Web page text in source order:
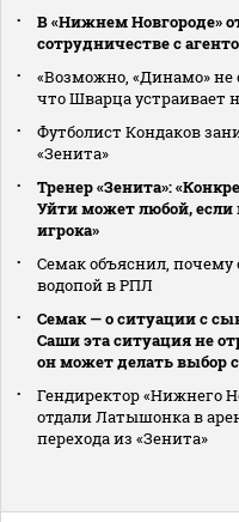
В «Нижнем Новгороде»
сотрудничестве с
«Возможно, «Динамо»
что Шварца устраивает
Футболист Кондаков
«Зенита»
Тренер «Зенита»:
Уйти может любой, если
игрока»
Семак объяснил, почему
водопой в РПЛ
Семак — о ситуации с
Саши эта ситуация не
он может делать выбор
Гендиректор «Нижнего
отдали Латышонка в
перехода из «Зенита»